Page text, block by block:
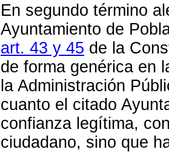
En segundo término
Ayuntamiento de
art. 43 y 45 de la
de forma genérica en
la Administración
cuanto el citado
confianza legítima,
ciudadano, sino que